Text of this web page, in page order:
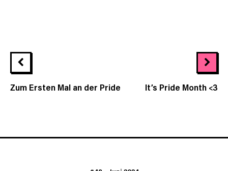
Zum Ersten Mal an der Pride It’s Pride Month <3